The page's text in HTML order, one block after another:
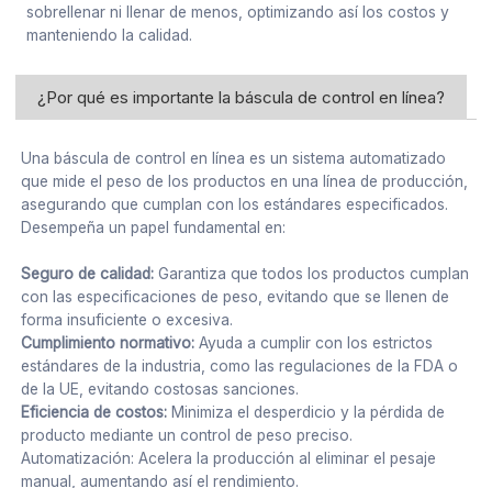
sobrellenar ni llenar de menos, optimizando así los costos y
manteniendo la calidad.
¿Por qué es importante la báscula de control en línea?
Una báscula de control en línea es un sistema automatizado
que mide el peso de los productos en una línea de producción,
asegurando que cumplan con los estándares especificados.
Desempeña un papel fundamental en:
Seguro de calidad: Garantiza que todos los productos cumplan
con las especificaciones de peso, evitando que se llenen de
forma insuficiente o excesiva.
Cumplimiento normativo: Ayuda a cumplir con los estrictos
estándares de la industria, como las regulaciones de la FDA o
de la UE, evitando costosas sanciones.
Eficiencia de costos: Minimiza el desperdicio y la pérdida de
producto mediante un control de peso preciso.
Automatización: Acelera la producción al eliminar el pesaje
manual, aumentando así el rendimiento.